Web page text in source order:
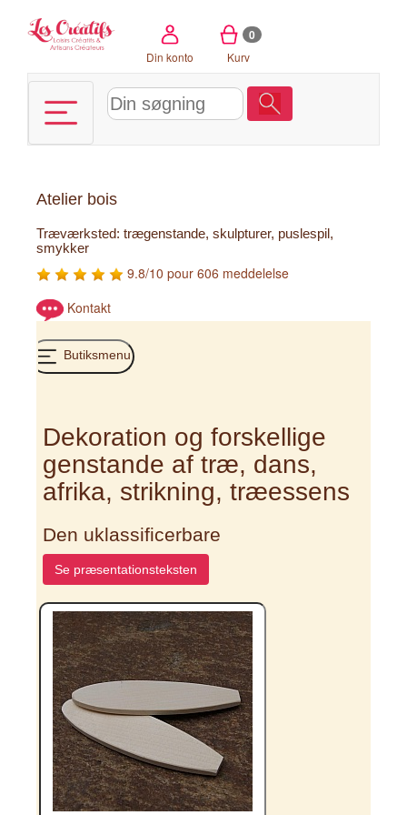
Din konto
0
Kurv
Atelier bois
Træværksted: trægenstande, skulpturer, puslespil,
smykker
9.8/10 pour 606 meddelelse
Kontakt
Butiksmenu
Dekoration og forskellige
genstande af træ, dans,
afrika, strikning, træessens
Den uklassificerbare
Se præsentationsteksten